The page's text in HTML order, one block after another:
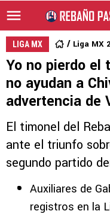
LIGA MX Liga MX
Yo no pierdo el
no ayudan a
advertencia de
El timonel del
ante el triunfo
segundo partido
Auxiliares de
registros en la